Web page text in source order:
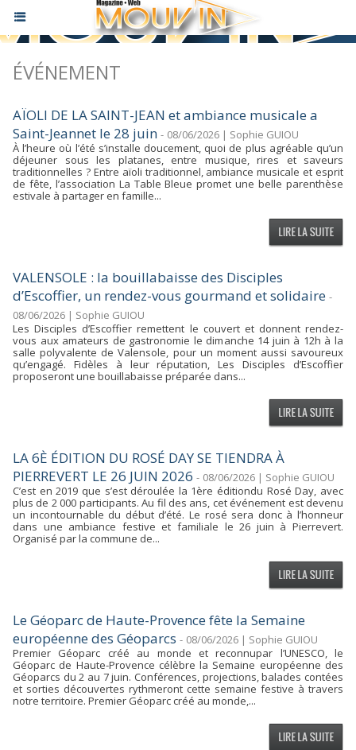
ÉVÉNEMENT
AÏOLI DE LA SAINT-JEAN et ambiance musicale a
Saint-Jeannet le 28 juin - 08/06/2026 | Sophie GUIOU
À l’heure où l’été s’installe doucement, quoi de plus agréable qu’un
déjeuner sous les platanes, entre musique, rires et saveurs
traditionnelles ? Entre aïoli traditionnel, ambiance musicale et esprit
de fête, l’association La Table Bleue promet une belle parenthèse
estivale à partager en famille...
VALENSOLE : la bouillabaisse des Disciples
d’Escoffier, un rendez-vous gourmand et solidaire -
08/06/2026 | Sophie GUIOU
Les Disciples d’Escoffier remettent le couvert et donnent rendez-
vous aux amateurs de gastronomie le dimanche 14 juin à 12h à la
salle polyvalente de Valensole, pour un moment aussi savoureux
qu’engagé. Fidèles à leur réputation, Les Disciples d’Escoffier
proposeront une bouillabaisse préparée dans...
LA 6È ÉDITION DU ROSÉ DAY SE TIENDRA À
PIERREVERT LE 26 JUIN 2026 - 08/06/2026 | Sophie GUIOU
C’est en 2019 que s’est déroulée la 1ère éditiondu Rosé Day, avec
plus de 2 000 participants. Au fil des ans, cet événement est devenu
un incontournable du début d’été. Le rosé sera donc à l’honneur
dans une ambiance festive et familiale le 26 juin à Pierrevert.
Organisé par la commune de...
Le Géoparc de Haute-Provence fête la Semaine
européenne des Géoparcs - 08/06/2026 | Sophie GUIOU
Premier Géoparc créé au monde et reconnupar l’UNESCO, le
Géoparc de Haute-Provence célèbre la Semaine européenne des
Géoparcs du 2 au 7 juin. Conférences, projections, balades contées
et sorties découvertes rythmeront cette semaine festive à travers
notre territoire. Premier Géoparc créé au monde,...